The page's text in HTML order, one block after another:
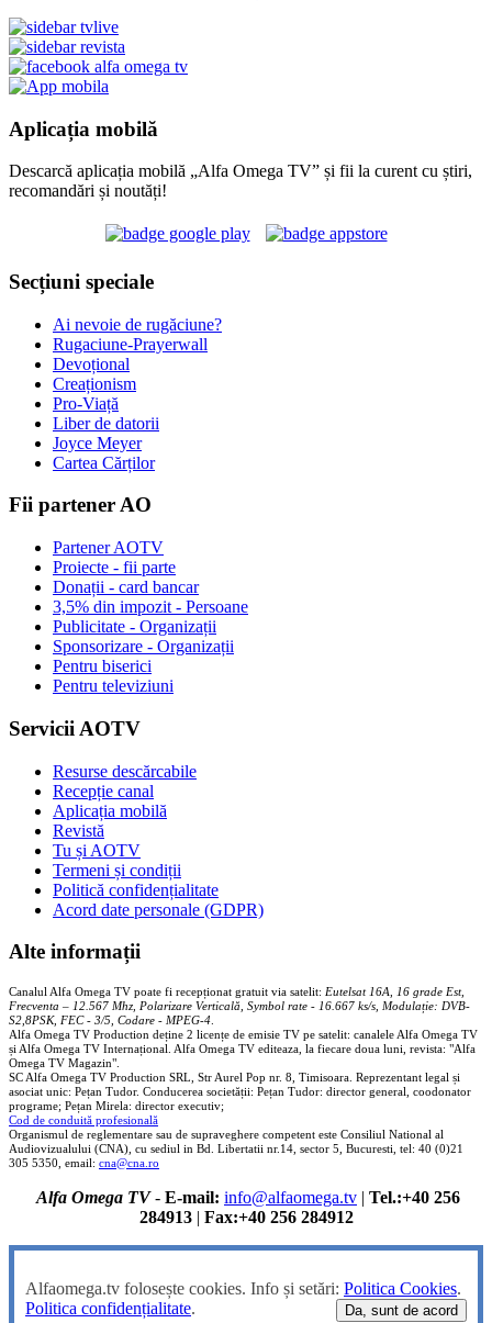
Aplicația mobilă
Descarcă aplicația mobilă „Alfa Omega TV” și fii la curent cu știri,
recomandări și noutăți!
Secțiuni speciale
Ai nevoie de rugăciune?
Rugaciune-Prayerwall
Devoțional
Creaționism
Pro-Viață
Liber de datorii
Joyce Meyer
Cartea Cărților
Fii partener AO
Partener AOTV
Proiecte - fii parte
Donații - card bancar
3,5% din impozit - Persoane
Publicitate - Organizații
Sponsorizare - Organizații
Pentru biserici
Pentru televiziuni
Servicii AOTV
Resurse descărcabile
Recepție canal
Aplicația mobilă
Revistă
Tu și AOTV
Termeni și condiții
Politică confidențialitate
Acord date personale (GDPR)
Alte informații
Canalul Alfa Omega TV poate fi recepționat gratuit via satelit: Eutelsat 16A, 16 grade Est,
Frecventa – 12.567 Mhz, Polarizare Verticală, Symbol rate - 16.667 ks/s, Modulație: DVB-
S2,8PSK, FEC - 3/5, Codare - MPEG-4
Alfa Omega TV Production deține 2 licențe de emisie TV pe satelit: canalele Alfa Omega TV
și Alfa Omega TV Internațional. Alfa Omega TV editeaza, la fiecare doua luni, revista: "Alfa
Omega TV Magazin".
SC Alfa Omega TV Production SRL, Str Aurel Pop nr. 8, Timisoara. Reprezentant legal și
asociat unic: Pețan Tudor. Conducerea societății: Pețan Tudor: director general, coodonator
programe; Pețan Mirela: director executiv;
Cod de conduită profesională
Organismul de reglementare sau de supraveghere competent este Consiliul National al
Audiovizualului (CNA), cu sediul in Bd. Libertatii nr.14, sector 5, Bucuresti, tel: 40 (0)21
305 5350, email: cna@cna.ro
Alfa Omega TV- E-mail: info@alfaomega.tv | Tel.:+40 256
284913| Fax:+40 256 284912
Alfaomega.tv folosește cookies. Info și setări: Politica Cookies.
Politica confidențialitate. Da, sunt de acord